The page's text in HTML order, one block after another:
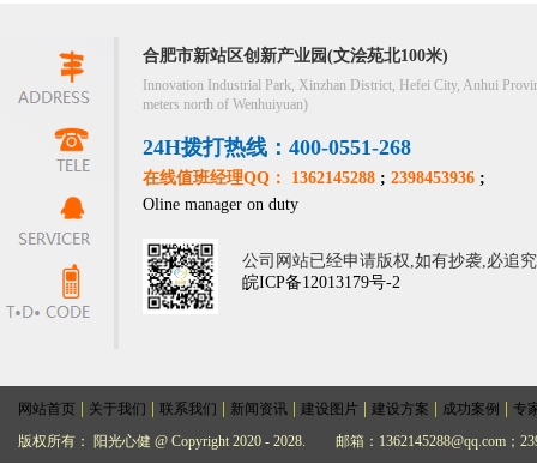
合肥市新站区创新产业园(文浍苑北100米)
Innovation Industrial Park, Xinzhan District, Hefei City, Anhui
meters north of Wenhuiyuan)
24H拨打热线：400-0551-268
在线值班经理QQ： 1362145288 ; 2398453936 ;
Oline manager on duty
公司网站已经申请版权,如有抄袭,必追
皖ICP备12013179号-2
网站首页 关于我们 联系我们 新闻资讯 建设图片 建设方案 成功案例
专
版权所有： 阳光心健 @ Copyright 2020 - 2028.
邮箱：1362145288@qq.com；